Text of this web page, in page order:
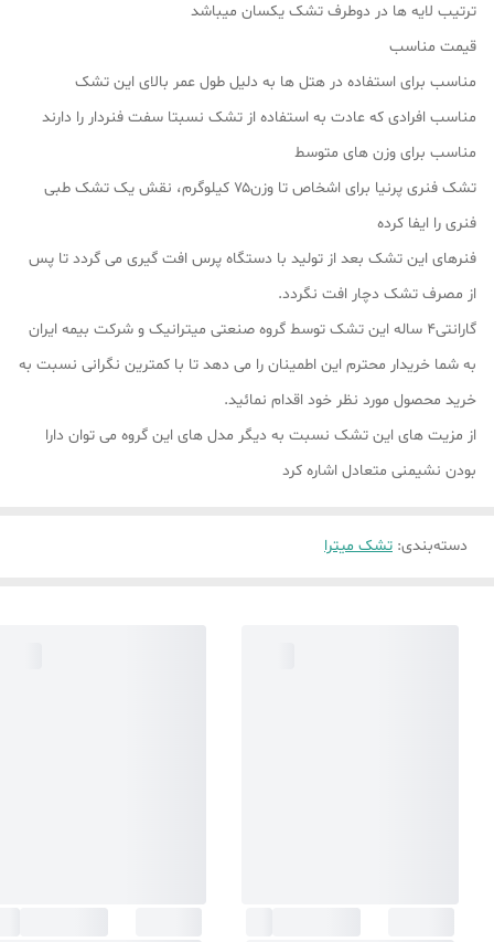
ترتیب لایه ها در دوطرف تشک یکسان میباشد
قیمت مناسب
مناسب برای استفاده در هتل ها به دلیل طول عمر بالای این تشک
مناسب افرادی که عادت به استفاده از تشک نسبتا سفت فنردار را دارند
مناسب برای وزن های متوسط
تشک فنری پرنیا برای اشخاص تا وزن۷۵ کیلوگرم، نقش یک تشک طبی
فنری را ایفا کرده
فنرهای این تشک بعد از تولید با دستگاه پرس افت گیری می گردد تا پس
از مصرف تشک دچار افت نگردد.
گارانتی۴ ساله این تشک توسط گروه صنعتی میترانیک و شرکت بیمه ایران
به شما خریدار محترم این اطمینان را می دهد تا با کمترین نگرانی نسبت به
خرید محصول مورد نظر خود اقدام نمائید.
از مزیت های این تشک نسبت به دیگر مدل های این گروه می توان دارا
بودن نشیمنی متعادل اشاره کرد
دسته‌بندی: تشک میترا